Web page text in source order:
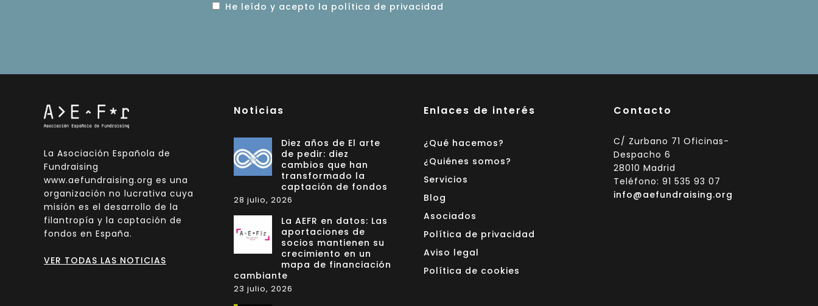
He leído y acepto la política de privacidad
La Asociación Española de
Fundraising
www.aefundraising.org es una
organización no lucrativa cuya
misión es el desarrollo de la
filantropía y la captación de
fondos en España.
VER TODAS LAS NOTICIAS
Noticias
Diez años de El arte
de pedir: diez
cambios que han
transformado la
captación de fondos
28 julio, 2026
La AEFR en datos: Las
aportaciones de
socios mantienen su
crecimiento en un
mapa de financiación
cambiante
23 julio, 2026
Enlaces de interés
¿Qué hacemos?
¿Quiénes somos?
Servicios
Blog
Asociados
Política de privacidad
Aviso legal
Política de cookies
Contacto
C/ Zurbano 71 Oficinas-
Despacho 6
28010 Madrid
Teléfono: 91 535 93 07
info@aefundraising.org